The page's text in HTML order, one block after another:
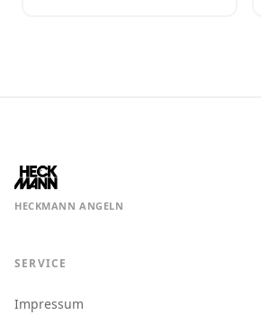
HECKMANN ANGELN
SERVICE
Impressum